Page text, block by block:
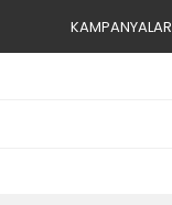
KAMPANYALAR